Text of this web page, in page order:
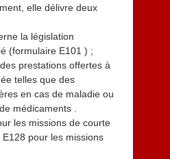
elle délivre deux
la législation
(formulaire E101 ) ;
prestations offertes à
telles que des
en cas de maladie ou
médicaments .
les missions de courte
pour les missions